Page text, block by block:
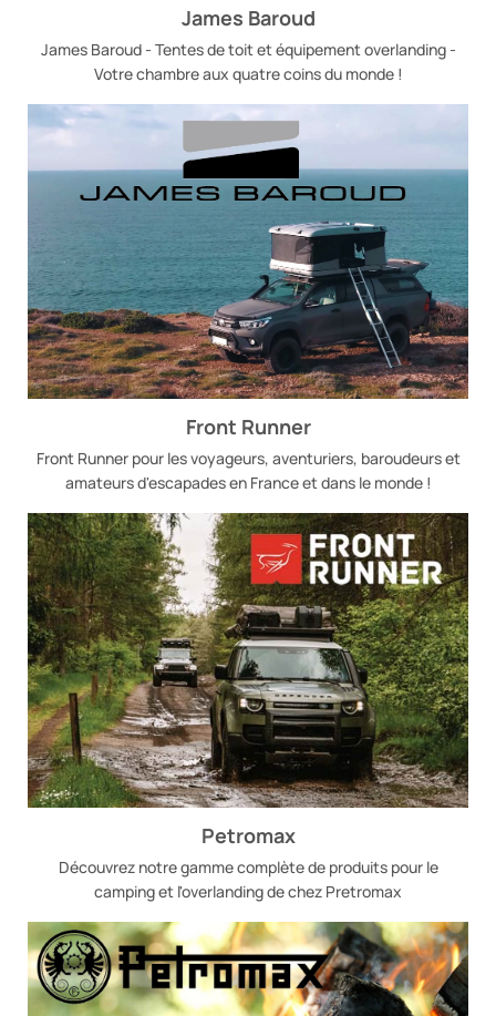
James Baroud
James Baroud - Tentes de toit et équipement overlanding -
Votre chambre aux quatre coins du monde !
Front Runner
Front Runner pour les voyageurs, aventuriers, baroudeurs et
amateurs d'escapades en France et dans le monde !
Petromax
Découvrez notre gamme complète de produits pour le
camping et l'overlanding de chez Pretromax